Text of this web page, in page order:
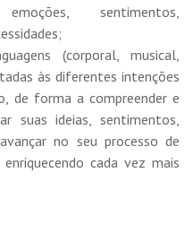
sentimentos,
(corporal, musical,
às diferentes intenções
de forma a compreender e
suas ideias, sentimentos,
no seu processo de
cada vez mais